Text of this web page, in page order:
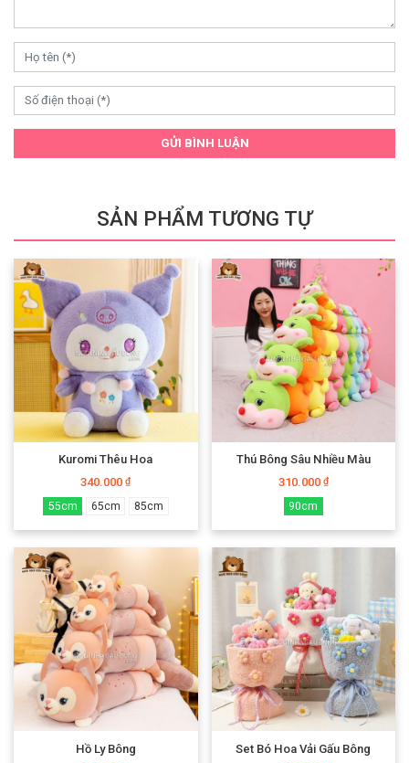
GỬI BÌNH LUẬN
SẢN PHẨM TƯƠNG TỰ
Kuromi Thêu Hoa
340.000₫
55cm 65cm 85cm
Thú Bông Sâu Nhiều Màu
310.000 ₫
90cm
Hồ Ly Bông
Set Bó Hoa Vải Gấu Bông